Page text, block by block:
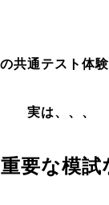
共通テスト体
実は、、、
要な模